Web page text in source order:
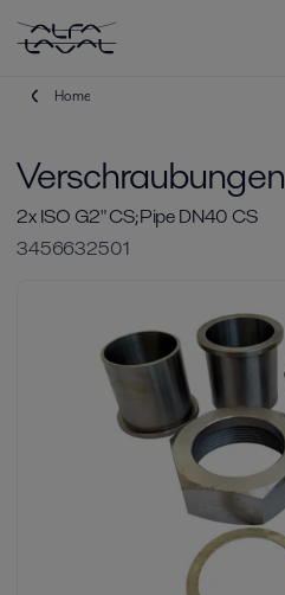
Home
Verschraubungen
2x ISO G2" CS;Pipe DN40 CS
3456632501